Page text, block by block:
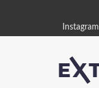
Instagram